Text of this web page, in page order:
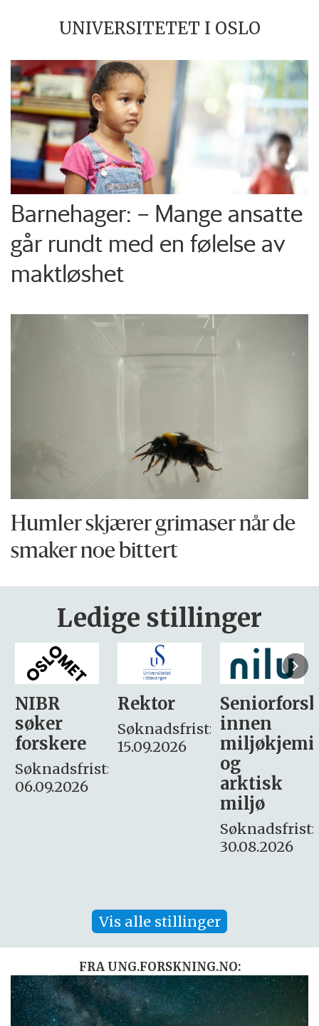
UNIVERSITETET I OSLO
Barnehager: – Mange ansatte
går rundt med en følelse av
maktløshet
Humler skjærer grimaser når de
smaker noe bittert
Ledige stillinger
Rektor
Søknadsfrist:
15.09.2026
Seniorforsker
innen
miljøkjemi
søker
– fast
Søknadsfrist:
16. august.
Vis alle stillinger
FRA UNG.FORSKNING.NO: